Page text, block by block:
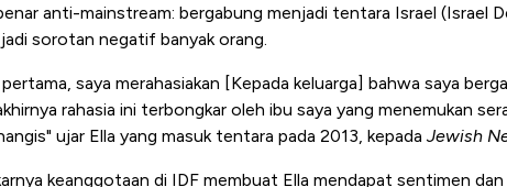
anti-mainstream: bergabung menjadi tentara Israel (Israel
sorotan negatif banyak orang.
saya merahasiakan [Kepada keluarga] bahwa saya
rahasia ini terbongkar oleh ibu saya yang menemukan
ujar Ella yang masuk tentara pada 2013, kepada Jewish
keanggotaan di IDF membuat Ella mendapat sentimen